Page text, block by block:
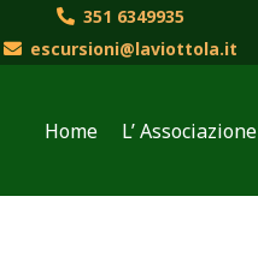
351 6349935
escursioni@laviottola.it
Home L’ Associazione